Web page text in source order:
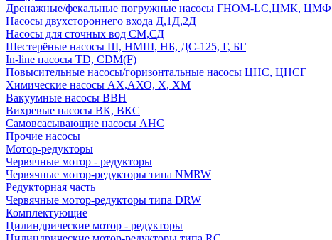
Дренажные/фекальные погружные насосы ГНОМ-LC,ЦМК,
Насосы двухстороннего входа Д,1Д,2Д
Насосы для сточных вод СМ,СД
Шестерёные насосы Ш, НМШ, НБ, ДС-125, Г, БГ
In-line насосы TD, CDM(F)
Повысительные насосы/горизонтальные насосы ЦНС, ЦНСГ
Химические насосы АХ,АХО, Х, ХМ
Вакуумные насосы ВВН
Вихревые насосы ВК, ВКС
Самовсасывающие насосы АНС
Прочие насосы
Мотор-редукторы
Червячные мотор - редукторы
Червячные мотор-редукторы типа NMRW
Редукторная часть
Червячные мотор-редукторы типа DRW
Комплектующие
Цилиндрические мотор - редукторы